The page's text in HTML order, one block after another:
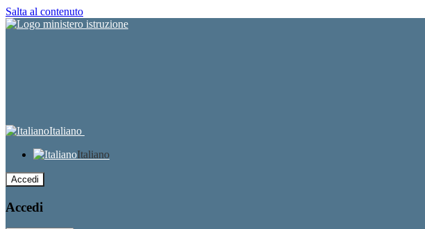
Salta al contenuto
Italiano
Italiano
Accedi
Accedi